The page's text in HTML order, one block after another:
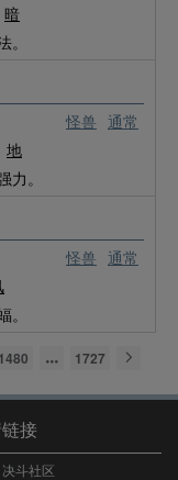
暗
怪兽 通常
地
。
怪兽 通常
1480 1727
接
斗社区